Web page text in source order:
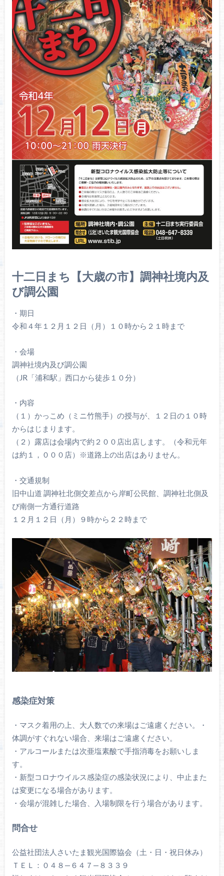
十二日まち【大歳の市】調神社境内及
び調公園
・期日
令和４年１２月１２日（月）１０時から２１時まで
・会場
調神社境内及び調公園
（JR「浦和駅」西口から徒歩１０分）
・内容
（１）かっこめ（ミニ竹熊手）の授与が、１２日の１０時
からはじまります。
（２）露店は会場内で約２００店出店します。（令和元年
は約１，０００店）※道路上の出店はありません。
・交通規制
旧中山道 調神社北側交差点から岸町公民館、調神社北側及
び南側一方通行道路
１２月１２日（月）９時から２２時まで
感染症対策
​・マスク着用の上、大人数での来場はご遠慮ください。・
体調がすぐれない場合、来場はご遠慮ください。
・アルコールまたは次亜塩素酸で手指消毒をお願いしま
す。
・新型コロナウイルス感染症の感染状況により、中止また
は変更になる場合があります。
・会場が混雑した場合、入場制限を行う場合があります。
問合せ
公益社団法人さいたま観光国際協会（土・日・祝日休み）
ＴＥＬ：０４８—６４７—８３３９